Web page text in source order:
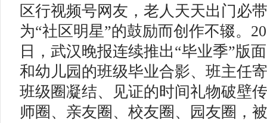
区行视频号网友，老人天天出门必
为“社区明星”的鼓励而创作不辍。
日，武汉晚报连续推出“毕业季”版
和幼儿园的班级毕业合影、班主任
班级圈凝结、见证的时间礼物破壁
师圈、亲友圈、校友圈、园友圈，